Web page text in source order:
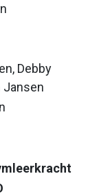
Debby
Jansen